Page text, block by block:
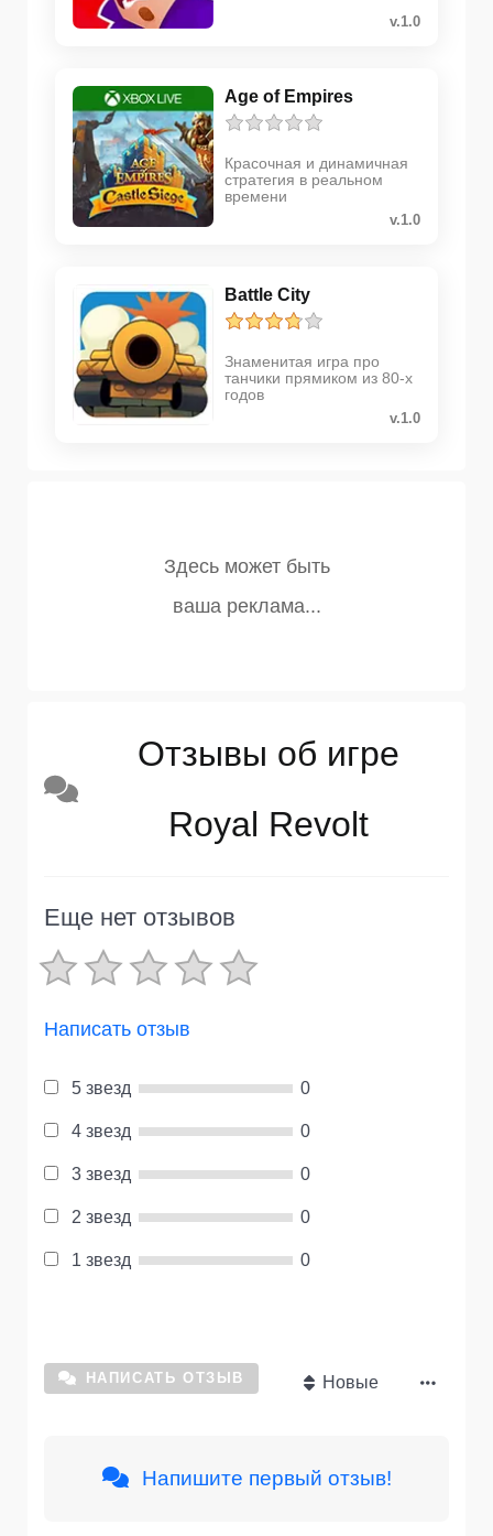
v.1.0
Age of Empires
Красочная и динамичная
стратегия в реальном
времени
v.1.0
Battle City
Знаменитая игра про
танчики прямиком из 80-х
годов
v.1.0
Отзывы об игре
Royal Revolt
Еще нет отзывов
Написать отзыв
5 звезд 0
4 звезд 0
3 звезд 0
2 звезд 0
1 звезд 0
НАПИСАТЬ ОТЗЫВ Новые
Напишите первый отзыв!